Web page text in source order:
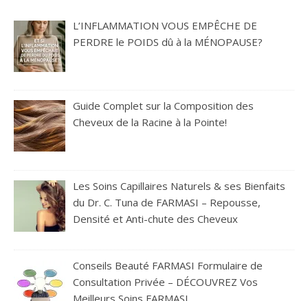
L’INFLAMMATION VOUS EMPÊCHE DE
PERDRE le POIDS dû à la MÉNOPAUSE?
Guide Complet sur la Composition des
Cheveux de la Racine à la Pointe!
Les Soins Capillaires Naturels & ses Bienfaits
du Dr. C. Tuna de FARMASI – Repousse,
Densité et Anti-chute des Cheveux
Conseils Beauté FARMASI Formulaire de
Consultation Privée – DÉCOUVREZ Vos